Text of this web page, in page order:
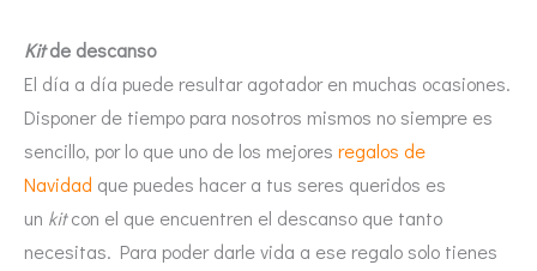
Kitde descanso
El día a día puede resultar agotador en muchas ocasiones.
Disponer de tiempo para nosotros mismos no siempre es
sencillo, por lo que uno de los mejores regalos de
Navidad que puedes hacer a tus seres queridos es
un kitcon el que encuentren el descanso que tanto
necesitas. Para poder darle vida a ese regalo solo tienes